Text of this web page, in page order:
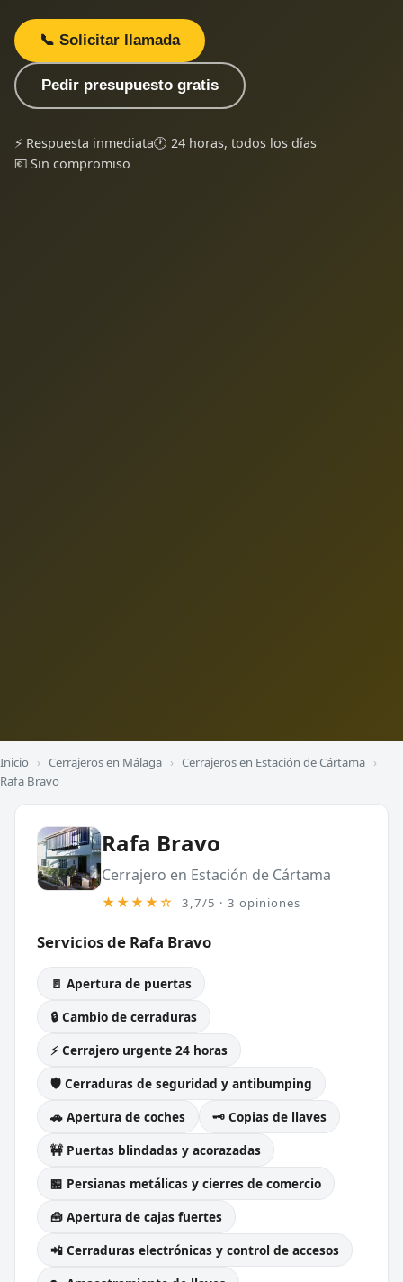
📞 Solicitar llamada
Pedir presupuesto gratis
⚡ Respuesta inmediata🕐 24 horas, todos los días
💶 Sin compromiso
Inicio › Cerrajeros en Málaga › Cerrajeros en Estación de Cártama ›
Rafa Bravo
Rafa Bravo
Cerrajero en Estación de Cártama
★★★★☆ 3,7/5 · 3 opiniones
Servicios de Rafa Bravo
🚪 Apertura de puertas
🔒 Cambio de cerraduras
⚡ Cerrajero urgente 24 horas
🛡️ Cerraduras de seguridad y antibumping
🚗 Apertura de coches
🗝️ Copias de llaves
🚧 Puertas blindadas y acorazadas
🏪 Persianas metálicas y cierres de comercio
🧰 Apertura de cajas fuertes
📲 Cerraduras electrónicas y control de accesos